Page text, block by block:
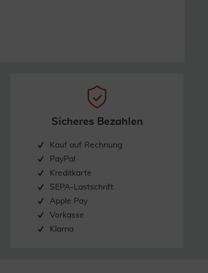
Sicheres Bezahlen
Kauf auf Rechnung
PayPal
Kreditkarte
SEPA-Lastschrift
Apple Pay
Vorkasse
Klarna